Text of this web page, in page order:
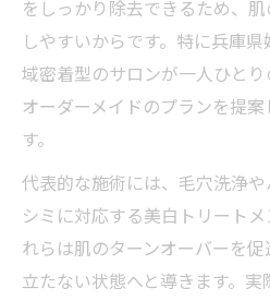
をしっかり除去できるため、
しやすいからです。特に兵庫
域密着型のサロンが一人ひと
オーダーメイドのプランを提
す。
代表的な施術には、毛穴洗浄や
シミに対応する美白トリート
れらは肌のターンオーバーを
立たない状態へと導きます。